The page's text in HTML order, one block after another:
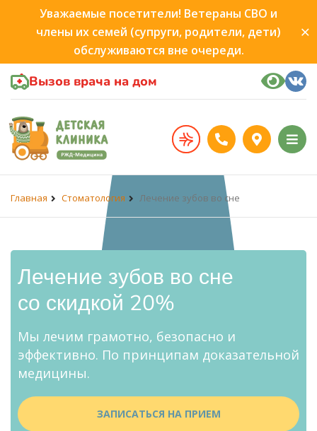
Уважаемые посетители! Ветераны СВО и
члены их семей (супруги, родители, дети)
обслуживаются вне очереди.
Вызов врача на дом
Главная Стоматология Лечение зубов во сне
Лечение зубов во сне
со скидкой 20%
Мы лечим грамотно, безопасно и
эффективно. По принципам доказательной
медицины.
ЗАПИСАТЬСЯ НА ПРИЕМ